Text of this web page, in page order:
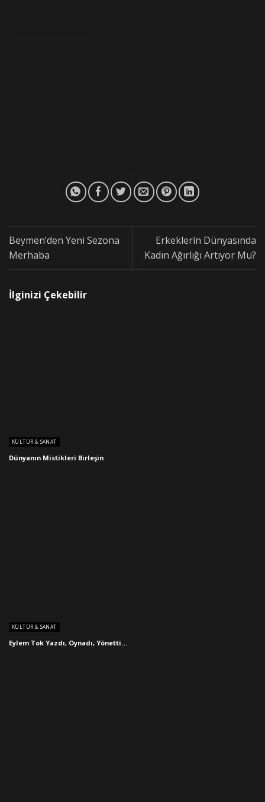
Beymen’den Yeni Sezona
Merhaba
Erkeklerin Dünyasında
Kadın Ağırlığı Artıyor Mu?
İlginizi Çekebilir
KÜLTÜR & SANAT
Dünyanın Mistikleri Birleşin
KÜLTÜR & SANAT
Eylem Tok Yazdı, Oynadı, Yönetti…